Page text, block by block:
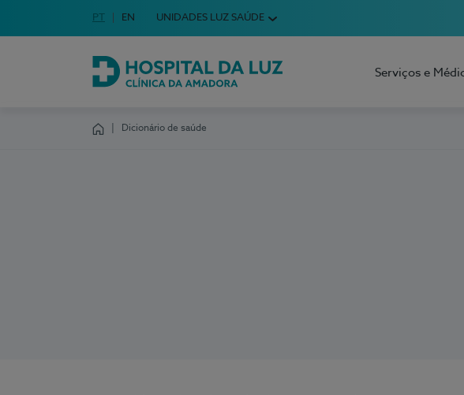
Escolha o seu idioma
Idioma em Português
PT English Language
EN UNIDADES LUZ SAÚDE
Hospital da Luz Clínica da Amadora
Serviços e
Dicionário de saúde